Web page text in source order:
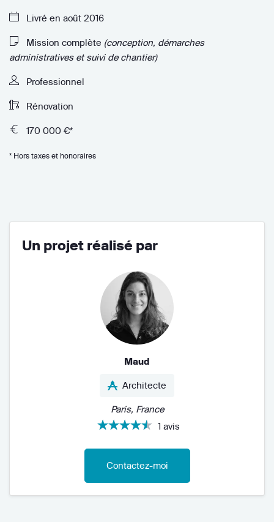
Livré en août 2016
Mission complète (conception, démarches
administratives et suivi de chantier)
Professionnel
Rénovation
170 000 €*
* Hors taxes et honoraires
Un projet réalisé par
Maud
Architecte
Paris, France
1 avis
Contactez-moi